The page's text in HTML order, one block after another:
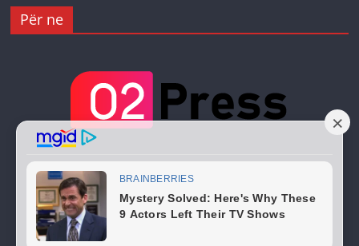
Për ne
Copyright © 202602 Press . All rights reserved.
Theme:ColorMag